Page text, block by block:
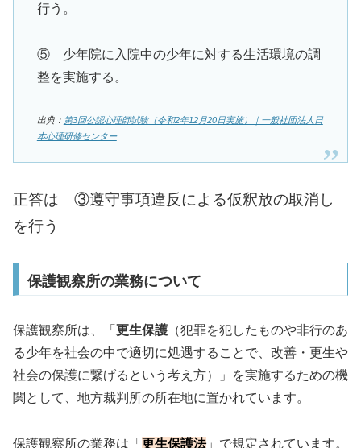
行う。
⑤ 少年院に入院中の少年に対する生活環境の調
整を実施する。
出典： 第3回公認心理師試験（令和2年12月20日実施）｜一般社団法人日
本心理研修センター
正答は ③遵守事項違反による仮釈放の取消し
を行う
保護観察所の業務について
保護観察所は、「 更生保護 （犯罪を犯したものや非行のあ
る少年を社会の中で適切に処遇することで、改善・更生や
社会の保護に繋げるという考え方）」を実施するための機
関として、地方裁判所の所在地に置かれています。
保護観察所の業務は「 更生保護法」で規定されています。